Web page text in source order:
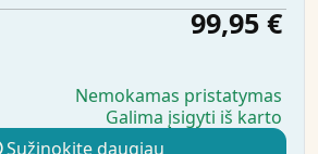
99,95 €
Nemokamas pristatymas
Galima įsigyti iš karto
Sužinokite daugiau